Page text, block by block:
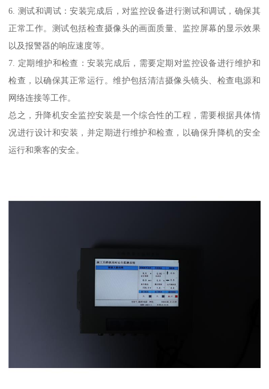
6. 测试和调试：安装完成后，对监控设备进行测试和调试，确保其
正常工作。测试包括检查摄像头的画面质量、监控屏幕的显示效果
以及报警器的响应速度等。
7. 定期维护和检查：安装完成后，需要定期对监控设备进行维护和
检查，以确保其正常运行。维护包括清洁摄像头镜头、检查电源和
网络连接等工作。
总之，升降机安全监控安装是一个综合性的工程，需要根据具体情
况进行设计和安装，并定期进行维护和检查，以确保升降机的安全
运行和乘客的安全。